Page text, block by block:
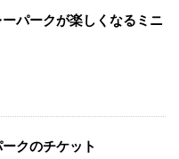
パークが楽しくなるミニ
クのチケット